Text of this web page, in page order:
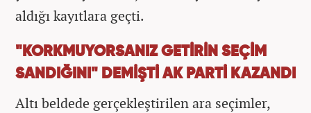
aldığı kayıtlara geçti.
"KORKMUYORSANIZ GETİRİN SEÇİM
SANDIĞINI" DEMİŞTİ AK PARTİ KAZANDI
Altı beldede gerçekleştirilen ara seçimler,